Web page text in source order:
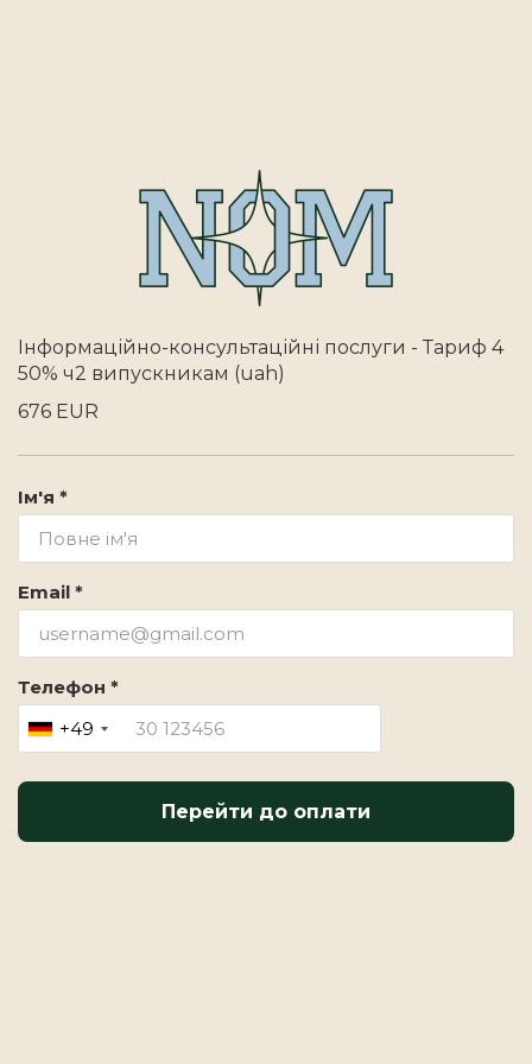
Інформаційно-консультаційні послуги - Тариф 4
50% ч2 випускникам (uah)
676 EUR
Ім'я *
Email *
Телефон *
+49
Перейти до оплати